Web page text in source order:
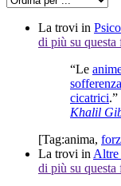
La trovi in
di più su questa
“Le
sofferenza
cicatrici.”
Khalil
[Tag:anima,
La trovi in Altre
di più su questa